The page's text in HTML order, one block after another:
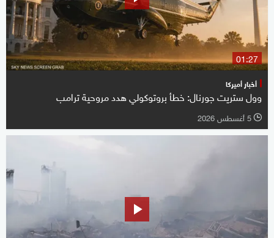
01:27
أخبار أميركا
وول ستريت جورنال: خطأ بروتوكولي هدد مروحية ترامب
l 5 أغسطس 2026